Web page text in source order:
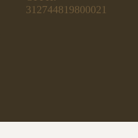
312744819800021